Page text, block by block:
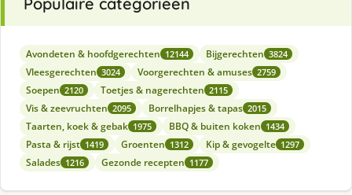
Avondeten & hoofdgerechten 12144 Bijgerechten 3824
Vleesgerechten 3024 Voorgerechten & amuses 2759
Soepen 2120 Toetjes & nagerechten 2115
Vis & zeevruchten 2095 Borrelhapjes & tapas 2015
Taarten, koek & gebak 1975 BBQ & buiten koken 1434
Pasta & rijst 1419 Groenten 1312 Kip & gevogelte 1297
Salades 1216 Gezonde recepten 1177